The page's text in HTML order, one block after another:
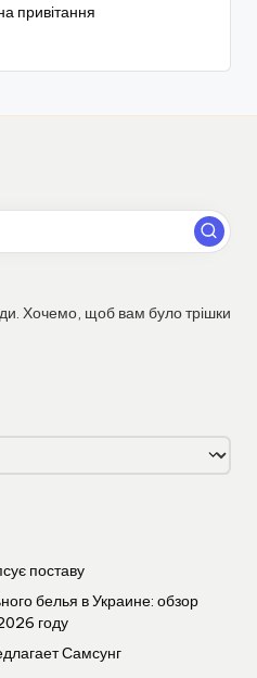
привітання
Хочемо, щоб вам було трішки
поставу
белья в Украине: обзор
году
Самсунг